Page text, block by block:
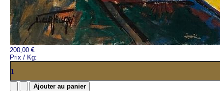
200,00 €
Prix / Kg: